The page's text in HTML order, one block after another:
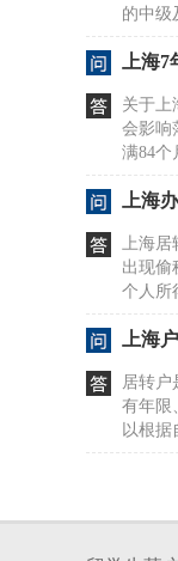
的中级
上海
关于上
会影响
满84个
上海
上海居
出现偷
个人所
上海
居转户
有年限
以根据
上海居